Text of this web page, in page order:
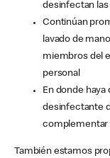
desinfectan
Continúan
lavado de
miembros del
personal
En donde
desinfectante
complementar
También estamos